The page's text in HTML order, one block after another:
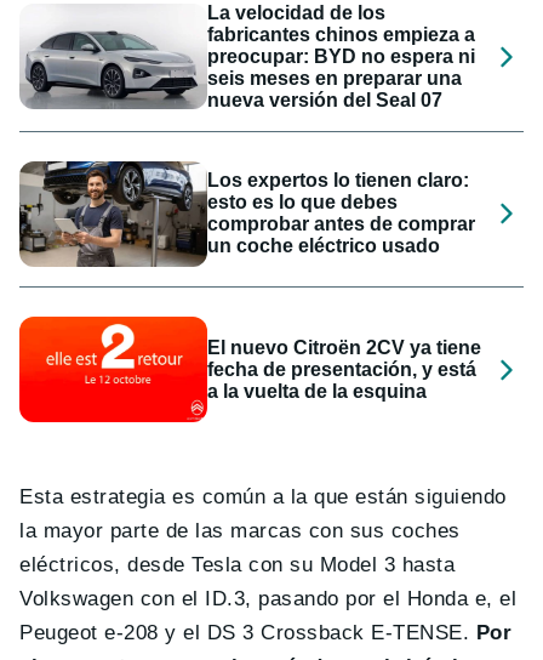
La velocidad de los
fabricantes chinos empieza a
preocupar: BYD no espera ni
seis meses en preparar una
nueva versión del Seal 07
Los expertos lo tienen claro:
esto es lo que debes
comprobar antes de comprar
un coche eléctrico usado
El nuevo Citroën 2CV ya tiene
fecha de presentación, y está
a la vuelta de la esquina
Esta estrategia es común a la que están siguiendo
la mayor parte de las marcas con sus coches
eléctricos, desde Tesla con su Model 3 hasta
Volkswagen con el ID.3, pasando por el Honda e, el
Peugeot e-208 y el DS 3 Crossback E-TENSE. Por